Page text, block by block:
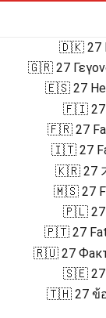
🇩🇰 27
🇬🇷 27
🇪🇸 27
🇫🇮 27
🇫🇷 27
🇮🇹 27
🇰🇷 27
🇲🇸 27
🇵🇱 27
🇵🇹 27
🇷🇺 27
🇸🇪 27
🇹🇭 27 ข้อ